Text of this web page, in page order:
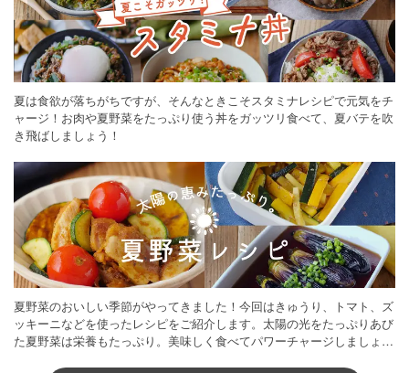
夏は食欲が落ちがちですが、そんなときこそスタミナレシピで元気をチ
ャージ！お肉や夏野菜をたっぷり使う丼をガッツリ食べて、夏バテを吹
き飛ばしましょう！
夏野菜のおいしい季節がやってきました！今回はきゅうり、トマト、ズ
ッキーニなどを使ったレシピをご紹介します。太陽の光をたっぷりあび
た夏野菜は栄養もたっぷり。美味しく食べてパワーチャージしましょう